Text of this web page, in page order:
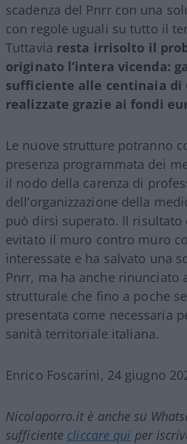
scadenza del Pnrr con una
con regole uguali su tutto il
Tuttavia resta irrisolto il
originato l’intera vicenda:
sufficiente alle centinaia di
realizzate grazie ai fondi
Le nuove strutture potranno
presenza programmata dei
il nodo della carenza di
dell’organizzazione della
può dirsi superato. Il risultato
evitato il muro contro muro
interessate e ha salvato una
Pnrr, ma ha anche rinunciato
strutturale che fino a poche
presentata come necessaria
sanità territoriale italiana.
Enrico Foscarini, 24 giugno
Nicolaporro.it è anche su
sufficiente cliccare qui per